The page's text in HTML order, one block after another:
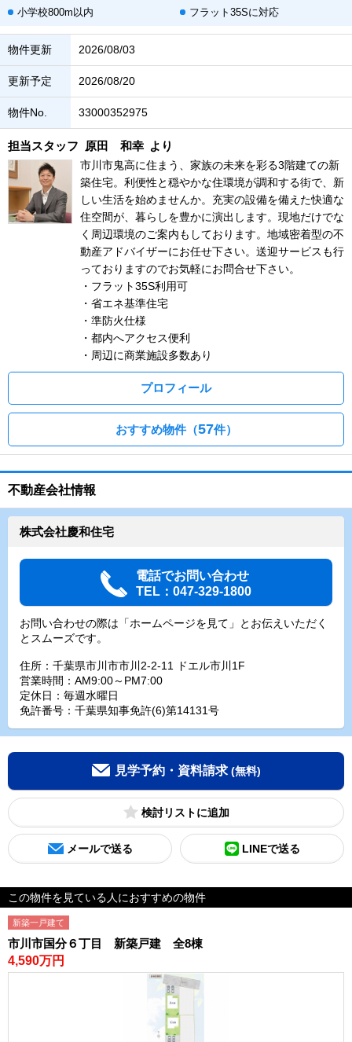
小学校800m以内 フラット35Sに対応
物件更新 2026/08/03
更新予定 2026/08/20
物件No. 33000352975
担当スタッフ 原田 和幸 より
市川市鬼高に住まう、家族の未来を彩る3階建ての新
築住宅。利便性と穏やかな住環境が調和する街で、新
しい生活を始めませんか。充実の設備を備えた快適な
住空間が、暮らしを豊かに演出します。現地だけでな
く周辺環境のご案内もしております。地域密着型の不
動産アドバイザーにお任せ下さい。送迎サービスも行
っておりますのでお気軽にお問合せ下さい。
・フラット35S利用可
・省エネ基準住宅
・準防火仕様
・都内へアクセス便利
・周辺に商業施設多数あり
プロフィール
おすすめ物件（57件）
不動産会社情報
株式会社慶和住宅
電話でお問い合わせ
TEL：047-329-1800
お問い合わせの際は「ホームページを見て」とお伝えいただく
とスムーズです。
住所：千葉県市川市市川2-2-11 ドエル市川1F
営業時間：AM9:00～PM7:00
定休日：毎週水曜日
免許番号：千葉県知事免許(6)第14131号
見学予約・資料請求 (無料)
検討リスト
メールで送る LINEで送る
この物件を見ている人におすすめの物件
新築一戸建て
市川市国分６丁目 新築戸建 全8棟
4,590万円